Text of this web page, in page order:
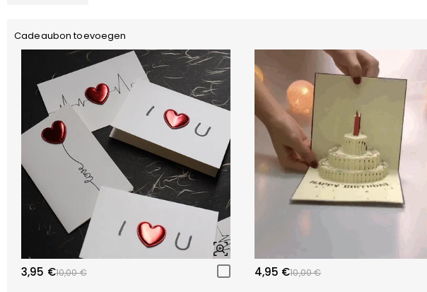
Cadeaubon toevoegen
3,95 €10,00 € 4,95 €10,00 €